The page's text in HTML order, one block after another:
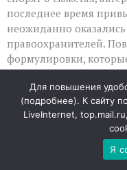
последнее время
неожиданно
правоохранителей.
формулировки,
критикой, а
нанести ущерб
опираются на нормы
распространение
сведений — и именно
основанием для
Для повышения
(подробнее). К сайту
LiveInternet,
Я